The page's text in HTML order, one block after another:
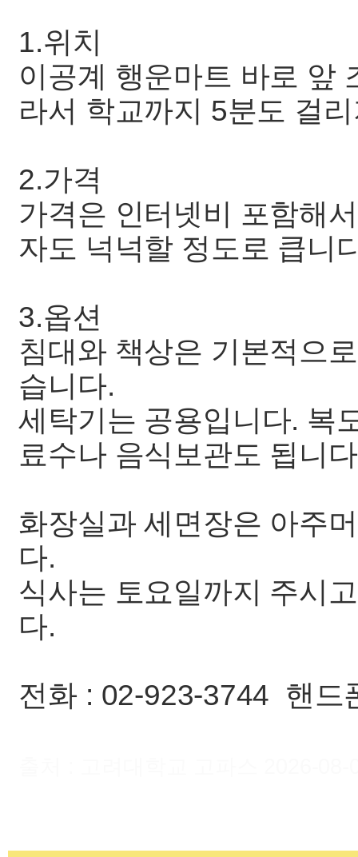
1.위치
이공계 행운마트 바로 앞
라서 학교까지 5분도 걸
2.가격
가격은 인터넷비 포함해
자도 넉넉할 정도로 큽니
3.옵션
침대와 책상은 기본적으
습니다.
세탁기는 공용입니다. 복
료수나 음식보관도 됩니
화장실과 세면장은 아주
다.
식사는 토요일까지 주시
다.
전화 : 02-923-3744 핸드